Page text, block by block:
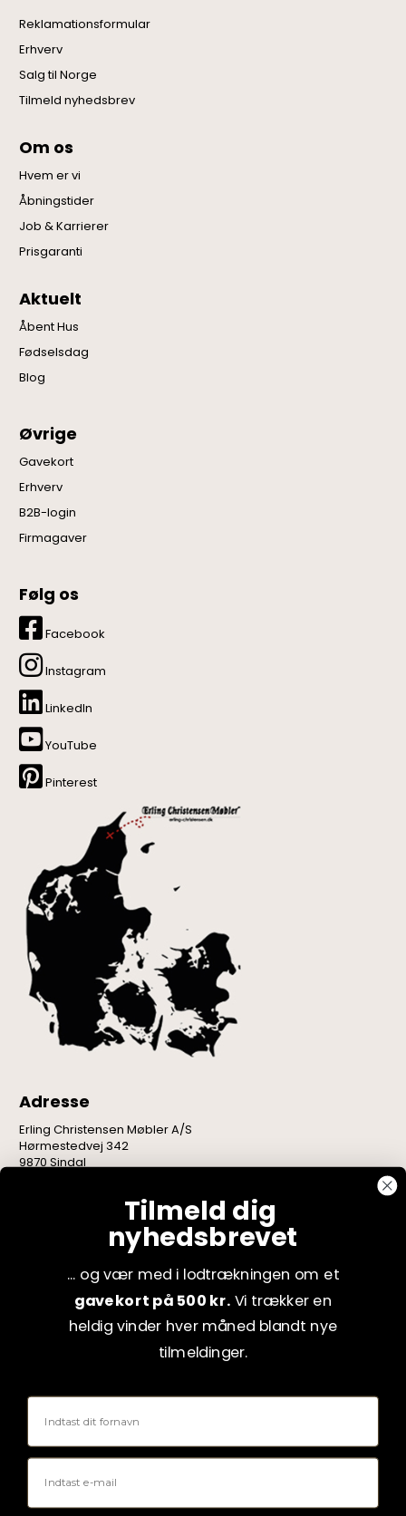
Reklamationsformular
Erhverv
Salg til Norge
Tilmeld nyhedsbrev
Om os
Hvem er vi
Åbningstider
Job & Karrierer
Prisgaranti
Aktuelt
Åbent Hus
Fødselsdag
Blog
Øvrige
Gavekort
Erhverv
B2B-login
Firmagaver
Følg os
Facebook
Instagram
LinkedIn
YouTube
Pinterest
Adresse
Erling Christensen Møbler A/S
Hørmestedvej 342
9870 Sindal
Tilmeld dig
nyhedsbrevet
... og vær med i lodtrækningen om et
gavekort på 500 kr. Vi trækker en
heldig vinder hver måned blandt nye
tilmeldinger.
Fornavn
Email